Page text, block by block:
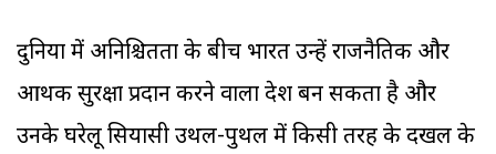
दुनिया में अनिश्चितता के बीच भारत उन्हें राजनैतिक और
आर्थिक सुरक्षा प्रदान करने वाला देश बन सकता है और
उनके घरेलू सियासी उथल-पुथल में किसी तरह के दखल के